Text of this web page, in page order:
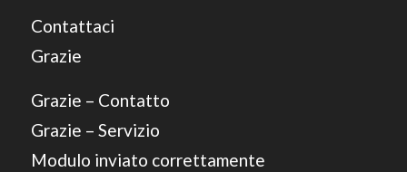
Contattaci
Grazie
Grazie – Contatto
Grazie – Servizio
Modulo inviato correttamente